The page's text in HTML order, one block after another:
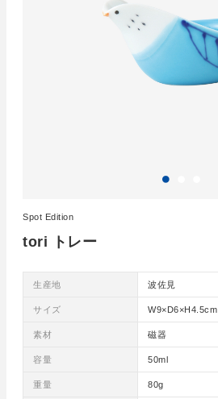
tori トレー
Spot Edition
生産地 波佐見
サイズ W9×D6×H4.5cm
素材 磁器
容量 50ml
重量 80g